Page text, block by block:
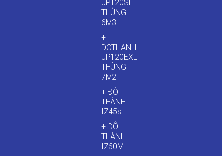
JP120SL
THÙNG
6M3
+
DOTHANH
JP120EXL
THÙNG
7M2
+ ĐÔ
THÀNH
IZ45s
+ ĐÔ
THÀNH
IZ50M